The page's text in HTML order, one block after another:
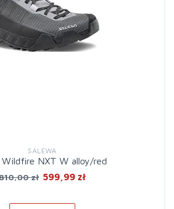
SALEWA
NXT W alloy/red
zł 599,99 zł